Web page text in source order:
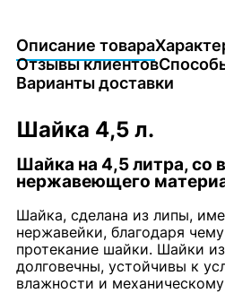
Описание товара
Отзывы клиентов
Варианты доставки
Шайка 4,5 л.
Шайка на 4,5 литра, со
нержавеющего
Шайка, сделана из липы,
нержавейки, благодаря
протекание шайки. Шайки
долговечны, устойчивы к
влажности и